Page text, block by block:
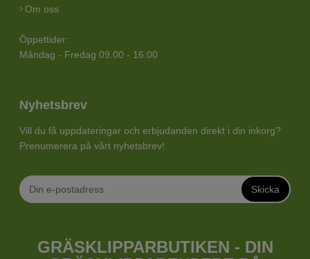
Om oss
Öppettider:
Måndag - Fredag 09.00 - 16:00
Nyhetsbrev
Vill du få uppdateringar och erbjudanden direkt i din inkorg?
Prenumerera på vårt nyhetsbrev!
Skicka
GRÄSKLIPPARBUTIKEN - DIN